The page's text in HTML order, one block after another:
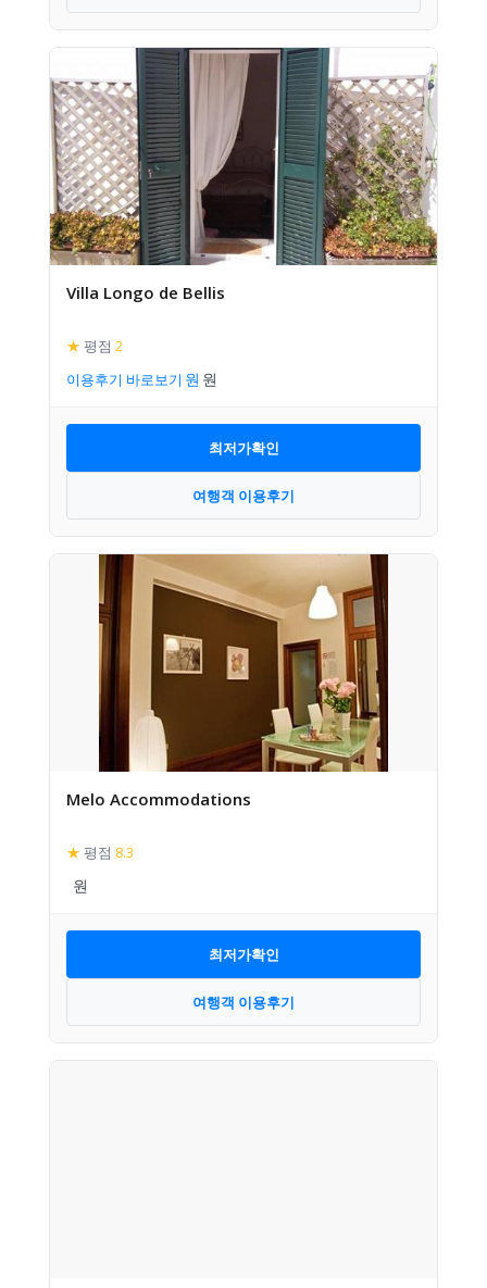
Villa Longo de Bellis
★ 평점 2
이용후기 바로보기
최저가확인
여행객 이용후기
Melo Accommodations
★ 평점 8.3
최저가확인
여행객 이용후기